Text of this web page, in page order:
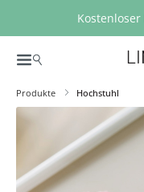
Zum Hauptinhalt
Produkte Hochstuhl